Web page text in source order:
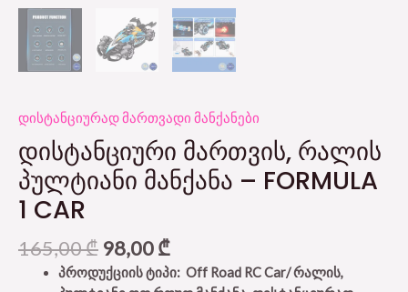
დისტანციურად მართვადი მანქანები
ᲓᲘᲡᲢᲐᲜᲪᲘᲣᲠᲘ ᲛᲐᲠᲗᲕᲘᲡ, ᲠᲐᲚᲘᲡ
ᲞᲣᲚᲢᲘᲐᲜᲘ ᲛᲐᲜᲥᲐᲜᲐ – FORMULA
1 CAR
165,00₾ 98,00₾
პროდუქციის ტიპი: Off Road RC Car/ რალის,